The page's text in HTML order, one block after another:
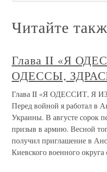
Читайте
Глава II «Я
ОДЕССЫ,
Глава II «Я ОДЕССИТ, Я
Перед войной я работал в
Украины. В августе сорок
призыв в армию. Весной
получил приглашение в
Киевского военного округа